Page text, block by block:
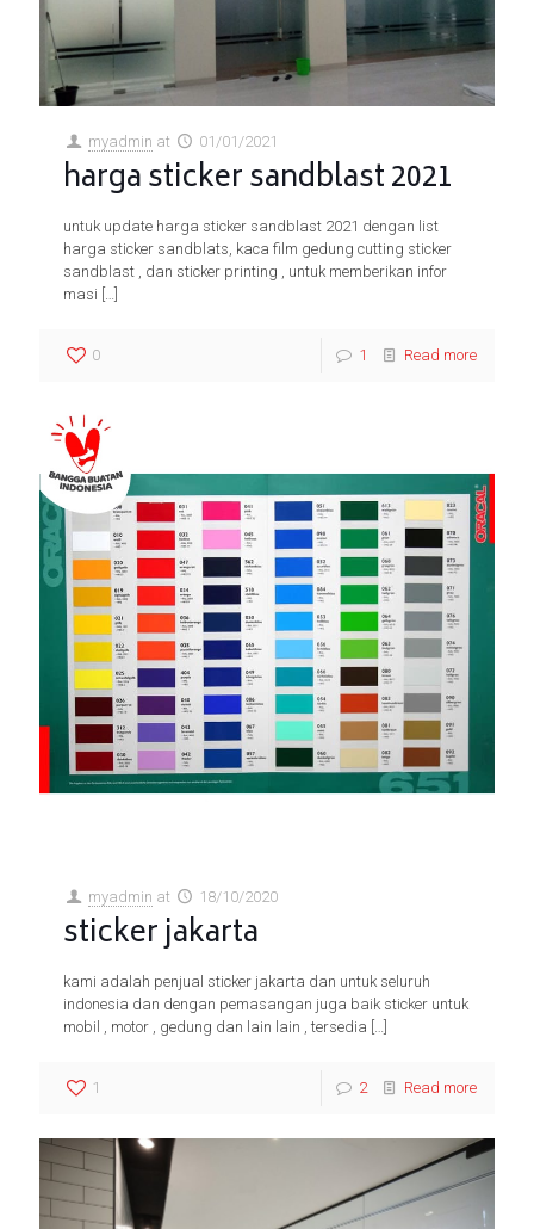
myadmin at 01/01/2021
harga sticker sandblast 2021
untuk update harga sticker sandblast 2021 dengan list
harga sticker sandblats, kaca film gedung cutting sticker
sandblast , dan sticker printing , untuk memberikan infor
masi […]
0 1 Read more
myadmin at 18/10/2020
sticker jakarta
kami adalah penjual sticker jakarta dan untuk seluruh
indonesia dan dengan pemasangan juga baik sticker untuk
mobil , motor , gedung dan lain lain , tersedia […]
1 2 Read more